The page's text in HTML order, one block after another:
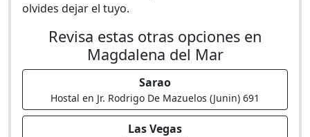
olvides dejar el tuyo.
Revisa estas otras opciones en
Magdalena del Mar
Sarao
Hostal en Jr. Rodrigo De Mazuelos (Junin) 691
Las Vegas